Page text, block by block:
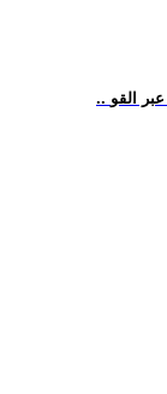
القو